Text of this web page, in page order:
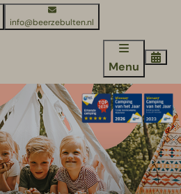
info@beerzebulten.nl
Menu